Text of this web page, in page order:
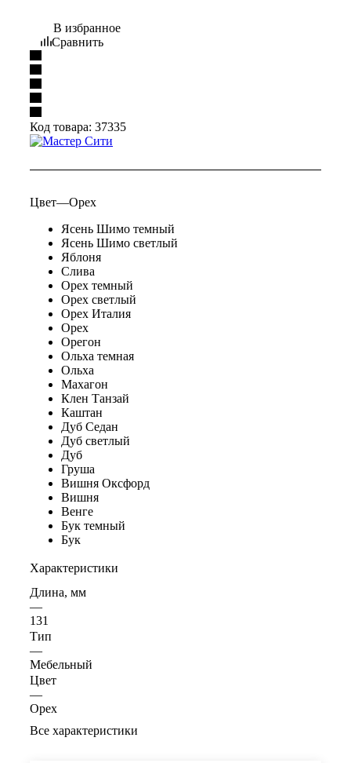
В избранное
Сравнить
Код товара: 37335
Цвет—Орех
Ясень Шимо темный
Ясень Шимо светлый
Яблоня
Слива
Орех темный
Орех светлый
Орех Италия
Орех
Орегон
Ольха темная
Ольха
Махагон
Клен Танзай
Каштан
Дуб Седан
Дуб светлый
Дуб
Груша
Вишня Оксфорд
Вишня
Венге
Бук темный
Бук
Характеристики
Длина, мм
—
131
Тип
—
Мебельный
Цвет
—
Орех
Все характеристики